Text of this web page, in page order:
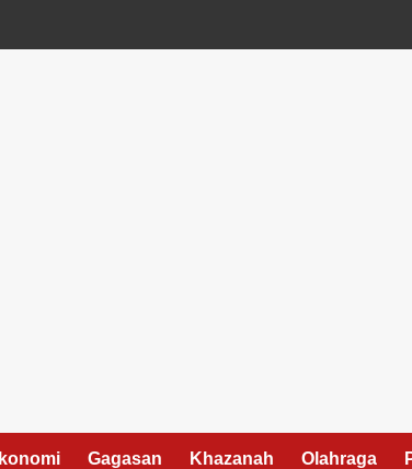
Gagasan Khazanah Olahraga